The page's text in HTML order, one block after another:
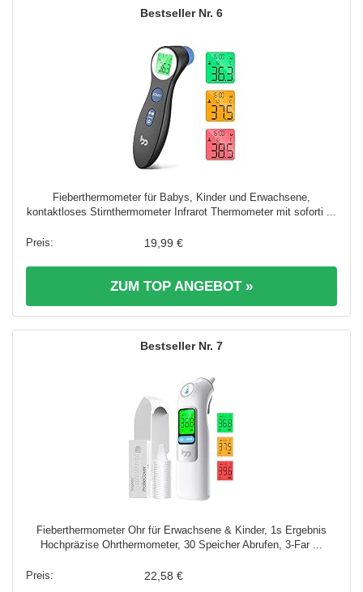
6
Fieberthermometer für Babys, Kinder und Erwachsene,
kontaktloses Stirnthermometer Infrarot Thermometer mit soforti ...
19,99 €
ZUM TOP ANGEBOT »
7
Fieberthermometer Ohr für Erwachsene & Kinder, 1s Ergebnis
Hochpräzise Ohrthermometer, 30 Speicher Abrufen, 3-Far ...
22,58 €